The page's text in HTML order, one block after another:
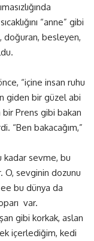
“anne” gibi
doğuran, besleyen,
“içine insan ruhu
giden bir güzel abi
bir Prens gibi bakan
“Ben bakacağım,”
kadar sevme, bu
O, sevginin dozunu
bu dünya da
var.
gibi korkak, aslan
içerlediğim, kedi